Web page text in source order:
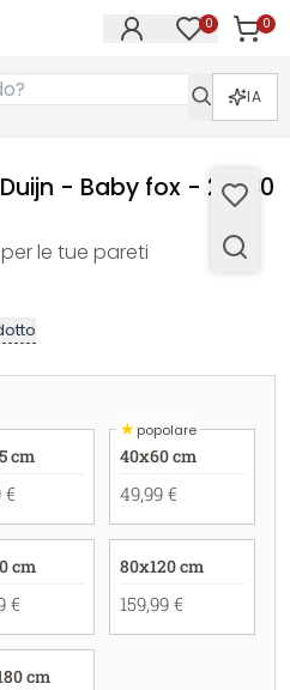
0 0
IA
- Baby fox - 20x30
le tue pareti
cm
€
★popolare
40x60 cm
49,99 €
cm
€
80x120 cm
159,99 €
cm